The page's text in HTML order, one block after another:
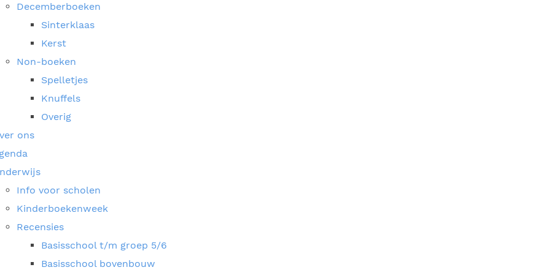
Decemberboeken
Sinterklaas
Kerst
Non-boeken
Spelletjes
Knuffels
Overig
ons
Info voor scholen
Kinderboekenweek
Recensies
Basisschool t/m groep 5/6
Basisschool bovenbouw